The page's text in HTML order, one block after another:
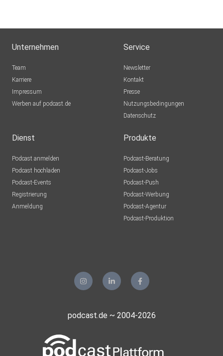
Unternehmen
Team
Karriere
Impressum
Werben auf podcast.de
Service
Newsletter
Kontakt
Presse
Nutzungsbedingungen
Datenschutz
Dienst
Podcast anmelden
Podcast hochladen
Podcast-Events
Registrierung
Anmeldung
Produkte
Podcast-Beratung
Podcast-Jobs
Podcast-Push
Podcast-Werbung
Podcast-Agentur
Podcast-Produktion
podcast.de ~ 2004-2026